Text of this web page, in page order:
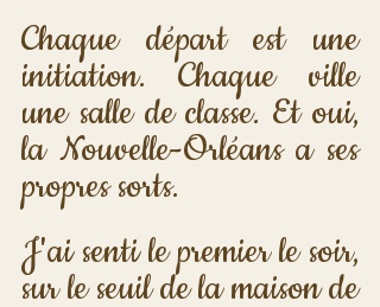
Chaque départ est une
initiation. Chaque ville
une salle de classe. Et oui,
la Nouvelle-Orléans a ses
propres sorts.
J'ai senti le premier le soir,
sur le seuil de la maison de